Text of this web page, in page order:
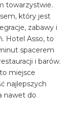
towarzystwie.
który jest
zabawy i
Hotel Asso, to
spacerem
i barów.
miejsce
najlepszych
nawet do